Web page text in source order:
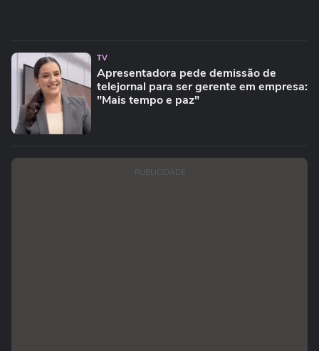
TV
Apresentadora pede demissão de
telejornal para ser gerente em empresa:
"Mais tempo e paz"
PUBLICIDADE